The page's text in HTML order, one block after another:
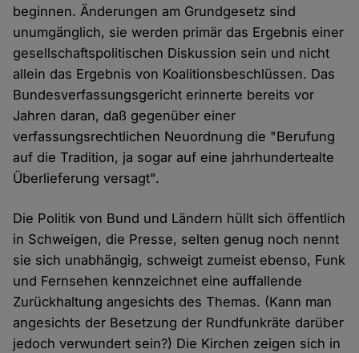
beginnen. Änderungen am Grundgesetz sind
unumgänglich, sie werden primär das Ergebnis einer
gesellschaftspolitischen Diskussion sein und nicht
allein das Ergebnis von Koalitionsbeschlüssen. Das
Bundesverfassungsgericht erinnerte bereits vor
Jahren daran, daß gegenüber einer
verfassungsrechtlichen Neuordnung die "Berufung
auf die Tradition, ja sogar auf eine jahrhundertealte
Überlieferung versagt".
Die Politik von Bund und Ländern hüllt sich öffentlich
in Schweigen, die Presse, selten genug noch nennt
sie sich unabhängig, schweigt zumeist ebenso, Funk
und Fernsehen kennzeichnet eine auffallende
Zurückhaltung angesichts des Themas. (Kann man
angesichts der Besetzung der Rundfunkräte darüber
jedoch verwundert sein?) Die Kirchen zeigen sich in